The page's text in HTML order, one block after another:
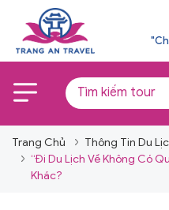
Trang Chủ Thông Tin Du
“Đi Du Lịch Về Không Có
Khác?